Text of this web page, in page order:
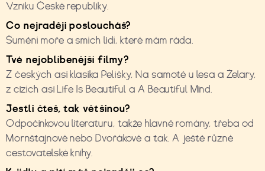
Vzniku České republiky.
Co nejraději posloucháš?
Šumění moře a smích lidí, které mám ráda.
Tvé nejoblíbenější filmy?
Z českých asi klasika Pelíšky, Na samotě u lesa a Želary,
z cizích asi Life Is Beautiful a A Beautiful Mind.
Jestli čteš, tak většinou?
Odpočinkovou literaturu, takže hlavně romány, třeba od
Mornštajnové nebo Dvořákové a tak. A ještě různé
cestovatelské knihy.